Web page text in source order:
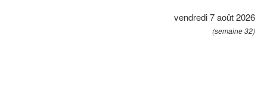
vendredi 7 août 2026
(semaine 32)